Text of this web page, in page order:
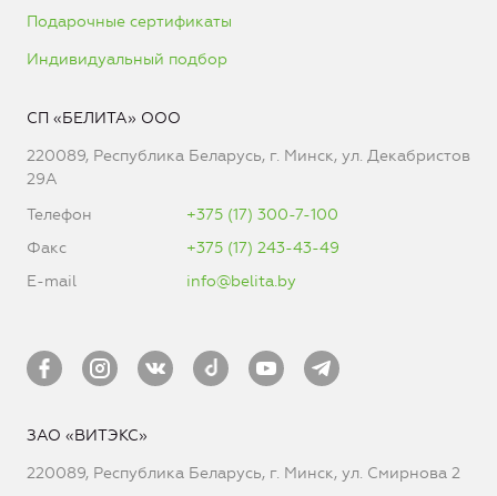
Подарочные сертификаты
Индивидуальный подбор
СП «БЕЛИТА» ООО
220089, Республика Беларусь, г. Минск, ул. Декабристов
29А
Телефон
+375 (17) 300-7-100
Факс
+375 (17) 243-43-49
E-mail
info@belita.by
ЗАО «ВИТЭКС»
220089, Республика Беларусь, г. Минск, ул. Смирнова 2